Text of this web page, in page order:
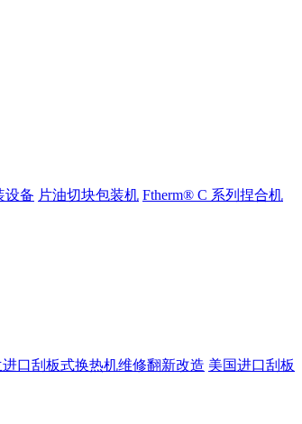
设备 片油切块包装机 Ftherm® C 系列捏合机
口刮板式换热机维修翻新改造 美国进口刮板